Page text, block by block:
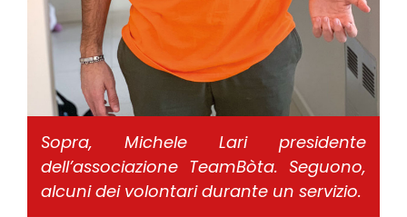
Sopra, Michele Lari presidente
dell’associazione TeamBòta. Seguono,
alcuni dei volontari durante un servizio.